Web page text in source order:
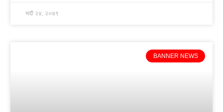
भदौ २४, २०७९
BANNER NEWS